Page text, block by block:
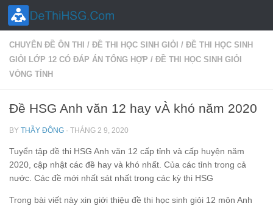
Skip to content
CHUYÊN ĐỀ ÔN THI / ĐỀ THI HỌC SINH GIỎI / ĐỀ THI HỌC SINH
GIỎI LỚP 12 CÓ ĐÁP ÁN TỔNG HỢP / ĐỀ THI HỌC SINH GIỎI
VÒNG TỈNH
Đề HSG Anh văn 12 hay vÀ khó năm 2020
BY THẦY ĐÔNG · THÁNG 2 9, 2020
Tuyển tập đề thi HSG Anh văn 12 cấp tỉnh và cấp huyện năm
2020, cập nhật các đề hay và khó nhất. Của các tỉnh trong cả
nước. Các đề mới nhất sát nhất trong các kỳ thi HSG
Trong bài viết này xin giới thiệu đề thi học sinh giỏi 12 môn Anh